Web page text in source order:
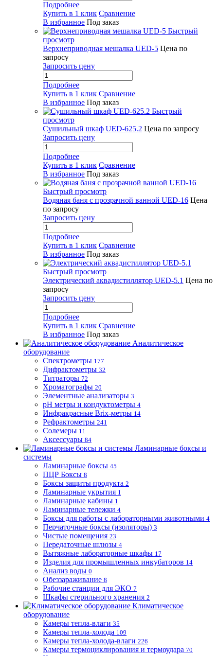
Подробнее
Купить в 1 клик Сравнение
В избранное Под заказ
Быстрый
просмотр
Верхнеприводная мешалка UED-5 Цена по
запросу
Запросить цену
Подробнее
Купить в 1 клик Сравнение
В избранное Под заказ
Быстрый
просмотр
Сушильный шкаф UED-625.2 Цена по запросу
Запросить цену
Подробнее
Купить в 1 клик Сравнение
В избранное Под заказ
Быстрый просмотр
Водяная баня с прозрачной ванной UED-16 Цена
по запросу
Запросить цену
Подробнее
Купить в 1 клик Сравнение
В избранное Под заказ
Быстрый просмотр
Электрический аквадистиллятор UED-5.1 Цена по
запросу
Запросить цену
Подробнее
Купить в 1 клик Сравнение
В избранное Под заказ
Аналитическое
оборудование
Спектрометры 177
Дифрактометры 32
Титраторы 72
Хроматографы 20
Элементные анализаторы 3
pH метры и кондуктометры 4
Инфракрасные Brix-метры 14
Рефрактометры 241
Солемеры 11
Аксессуары 84
Ламинарные боксы и
системы
Ламинарные боксы 45
ПЦР Боксы 8
Боксы защиты продукта 2
Ламинарные укрытия 1
Ламинарные кабины 1
Ламинарные тележки 4
Боксы для работы с лабораторными животными 4
Перчаточные боксы (изоляторы) 3
Чистые помещения 23
Передаточные шлюзы 4
Вытяжные лабораторные шкафы 17
Изделия для промышленных инкубаторов 14
Анализ воды 0
Обеззараживание 8
Рабочие станции для ЭКО 7
Шкафы стерильного хранения 2
Климатическое
оборудование
Камеры тепла-влаги 35
Камеры тепла-холода 109
Камеры тепла-холода-влаги 226
Камеры термоциклирования и термоудара 70